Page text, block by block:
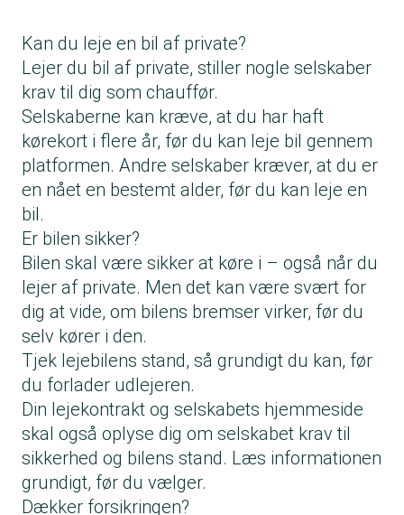
Kan du leje en bil af private?
Lejer du bil af private, stiller nogle selskaber
krav til dig som chauffør.
Selskaberne kan kræve, at du har haft
kørekort i flere år, før du kan leje bil gennem
platformen. Andre selskaber kræver, at du er
en nået en bestemt alder, før du kan leje en
bil.
Er bilen sikker?
Bilen skal være sikker at køre i – også når du
lejer af private. Men det kan være svært for
dig at vide, om bilens bremser virker, før du
selv kører i den.
Tjek lejebilens stand, så grundigt du kan, før
du forlader udlejeren.
Din lejekontrakt og selskabets hjemmeside
skal også oplyse dig om selskabet krav til
sikkerhed og bilens stand. Læs informationen
grundigt, før du vælger.
Dækker forsikringen?